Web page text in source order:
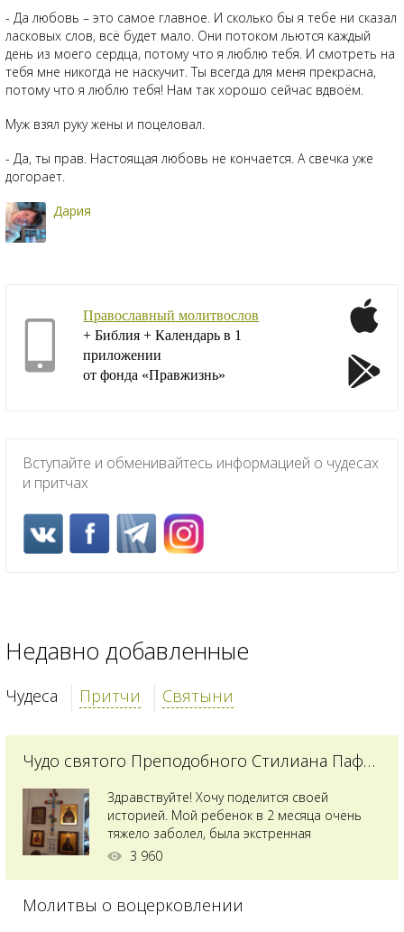
- Да любовь – это самое главное. И сколько бы я тебе ни сказал
ласковых слов, всё будет мало. Они потоком льются каждый
день из моего сердца, потому что я люблю тебя. И смотреть на
тебя мне никогда не наскучит. Ты всегда для меня прекрасна,
потому что я люблю тебя! Нам так хорошо сейчас вдвоём.
Муж взял руку жены и поцеловал.
- Да, ты прав. Настоящая любовь не кончается. А свечка уже
догорает.
Дария
Православный молитвослов
+ Библия + Календарь в 1
приложении
от фонда «Правжизнь»
Вступайте и обменивайтесь информацией о чудесах
и притчах
Недавно добавленные
Чудеса Притчи Святыни
Чудо святого Преподобного Стилиана Пафлагонского
Здравствуйте! Хочу поделится своей
историей. Мой ребенок в 2 месяца очень
тяжело заболел, была экстренная
сложнейшая операция, состояние после
святого Владимира я увидела незнакомую
3 960
Молитвы о воцерковлении